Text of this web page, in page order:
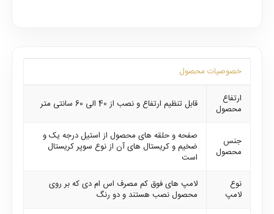
خصوصیات محصول
ارتفاع
محصول
قابل تنظیم ارتفاع و نصب از 40 الی 60 سانتی متر
جنس
محصول
صفحه و حلقه های محصول از استیل درجه یک و
ضخیم و کریستال های آن از نوع سوپر کریستال
است
نوع
لامپ
لامپ های فوق کم مصرف اس ام دی که بر روی
محصول نصب هستند و دو رنگ